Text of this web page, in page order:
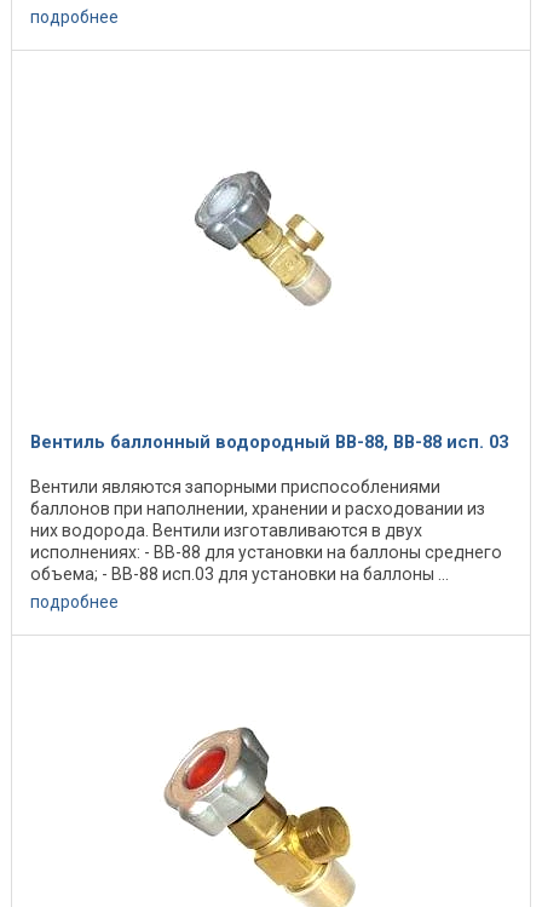
подробнее
Вентиль баллонный водородный ВВ-88, ВВ-88 исп. 03
Вентили являются запорными приспособлениями
баллонов при наполнении, хранении и расходовании из
них водорода. Вентили изготавливаются в двух
исполнениях: - ВВ-88 для установки на баллоны среднего
объема; - ВВ-88 исп.03 для установки на баллоны ...
подробнее